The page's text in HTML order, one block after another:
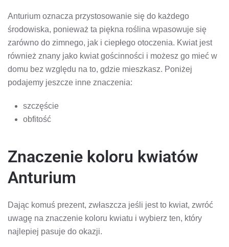
Anturium oznacza przystosowanie się do każdego
środowiska, ponieważ ta piękna roślina wpasowuje się
zarówno do zimnego, jak i ciepłego otoczenia. Kwiat jest
również znany jako kwiat gościnności i możesz go mieć w
domu bez względu na to, gdzie mieszkasz. Poniżej
podajemy jeszcze inne znaczenia:
szczęście
obfitość
Znaczenie koloru kwiatów
Anturium
Dając komuś prezent, zwłaszcza jeśli jest to kwiat, zwróć
uwagę na znaczenie koloru kwiatu i wybierz ten, który
najlepiej pasuje do okazji.